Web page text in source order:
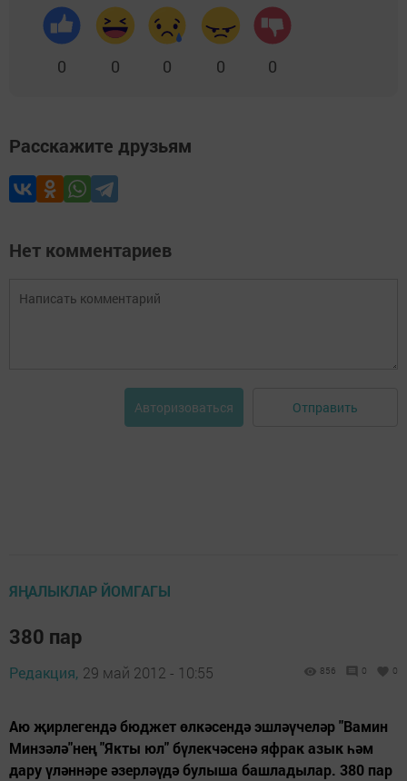
0 0 0 0 0
Расскажите друзьям
Нет комментариев
Авторизоваться Отправить
ЯҢАЛЫКЛАР ЙОМГАГЫ
380 пар
Редакция, 29 май 2012 - 10:55 856 0 0
Аю җирлегендә бюджет өлкәсендә эшләүчеләр "Вамин
Минзәлә"нең "Якты юл" бүлекчәсенә яфрак азык һәм
дару үләннәре әзерләүдә булыша баш­ладылар. 380 пар